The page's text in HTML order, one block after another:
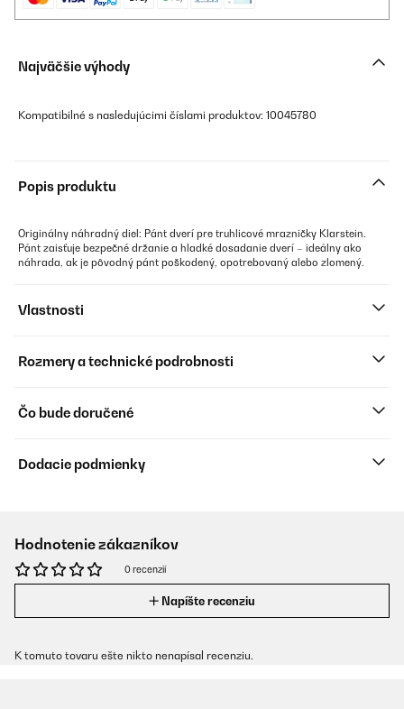
Najväčšie výhody
Kompatibilné s nasledujúcimi číslami produktov: 10045780
Popis produktu
Originálny náhradný diel: Pánt dverí pre truhlicové mrazničky Klarstein.
Pánt zaisťuje bezpečné držanie a hladké dosadanie dverí – ideálny ako
náhrada, ak je pôvodný pánt poškodený, opotrebovaný alebo zlomený.
Vlastnosti
Rozmery a technické podrobnosti
Čo bude doručené
Dodacie podmienky
Hodnotenie zákazníkov
0 recenzií
Napíšte recenziu
K tomuto tovaru ešte nikto nenapísal recenziu.